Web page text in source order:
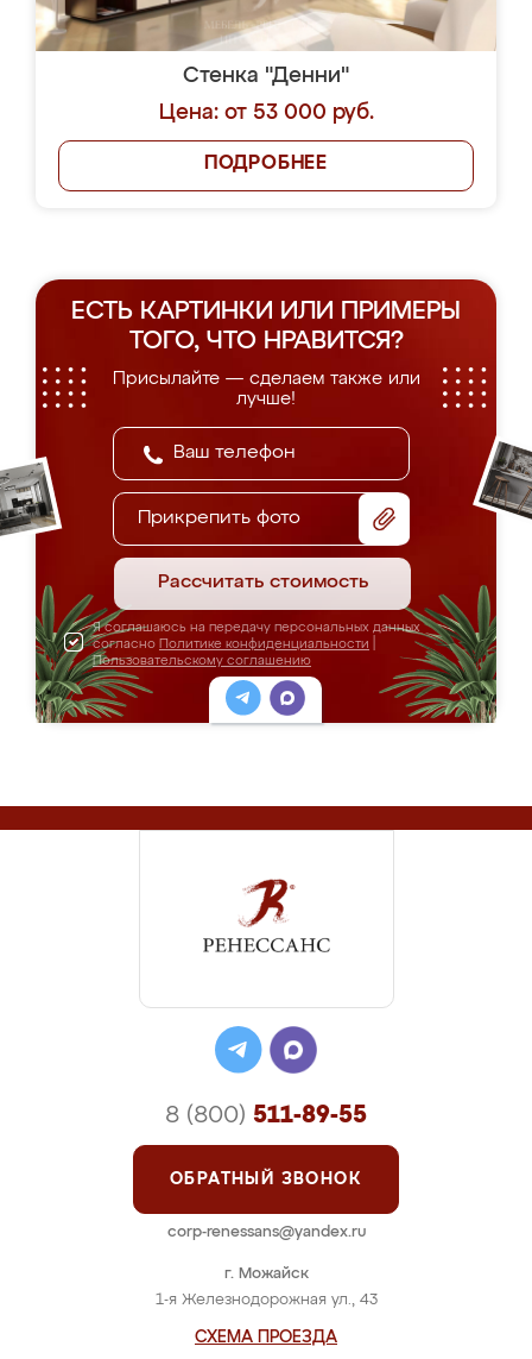
Стенка "Денни"
Цена: от 53 000 руб.
ПОДРОБНЕЕ
ЕСТЬ КАРТИНКИ ИЛИ ПРИМЕРЫ
ТОГО, ЧТО НРАВИТСЯ?
Присылайте — сделаем также или
лучше!
Прикрепить фото
Рассчитать стоимость
Я соглашаюсь на передачу персональных данных
согласно Политике конфиденциальности
Пользовательскому соглашению
г. Можайск
1-я Железнодорожная ул., 43
СХЕМА ПРОЕЗДА
8 (800) 511-89-55
ОБРАТНЫЙ ЗВОНОК
corp-renessans@yandex.ru